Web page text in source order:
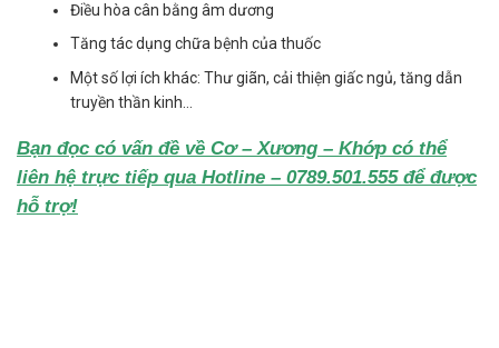
Điều hòa cân bằng âm dương
Tăng tác dụng chữa bệnh của thuốc
Một số lợi ích khác: Thư giãn, cải thiện giấc ngủ, tăng dẫn
truyền thần kinh…
Bạn đọc có vấn đề về Cơ – Xương – Khớp có thể
liên hệ trực tiếp qua Hotline – 0789.501.555 để được
hỗ trợ!